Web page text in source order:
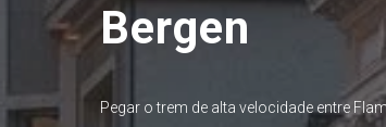
Bergen
Pegar o trem de alta velocidade entre